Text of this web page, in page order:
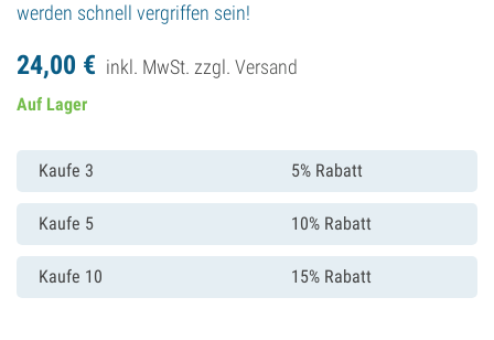
werden schnell vergriffen sein!
24,00 € inkl. MwSt. zzgl. Versand
Auf Lager
Kaufe 3 5% Rabatt
Kaufe 5 10% Rabatt
Kaufe 10 15% Rabatt